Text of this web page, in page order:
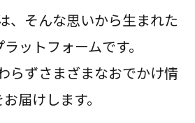
、そんな思いから生まれた
ットフォームです。
らずさまざまなおでかけ情
届けします。